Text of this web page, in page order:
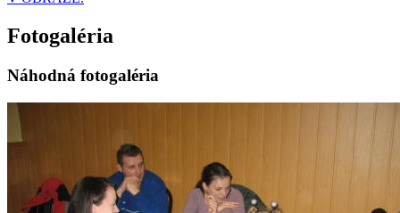
Fotogaléria
Náhodná fotogaléria